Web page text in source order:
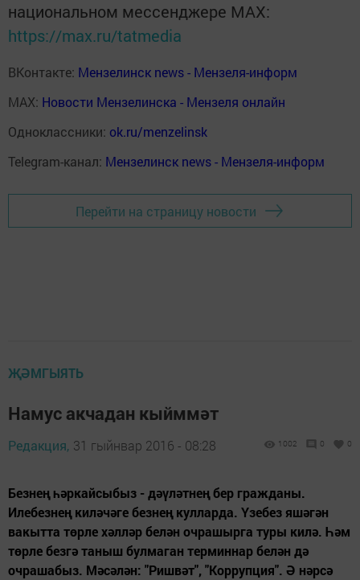
национальном мессенджере MАХ:
https://max.ru/tatmedia
ВКонтакте: Мензелинск news - Мензеля-информ
MAX: Новости Мензелинска - Мензеля онлайн
Одноклассники: ok.ru/menzelinsk
Telegram-канал: Мензелинск news - Мензеля-информ
Перейти на страницу новости
ҖӘМГЫЯТЬ
Намус акчадан кыйммәт
Редакция, 31 гыйнвар 2016 - 08:28 1002 0 0
Безнең һәркайсыбыз - дәүләтнең бер гражданы.
Илебезнең киләчәге безнең кулларда. Үзебез яшәгән
вакытта төрле хәлләр белән очрашырга туры килә. Һәм
төрле безгә таныш булмаган терминнар белән дә
очрашабыз. Мәсәлән: "Ришвәт", "Коррупция". Ә нәрсә